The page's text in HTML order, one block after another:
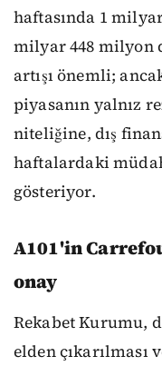
haftasında 1
milyar 448 milyon
artışı önemli;
piyasanın yalnız
niteliğine, dış
haftalardaki
gösteriyor.
A101'in
onay
Rekabet Kurumu,
elden